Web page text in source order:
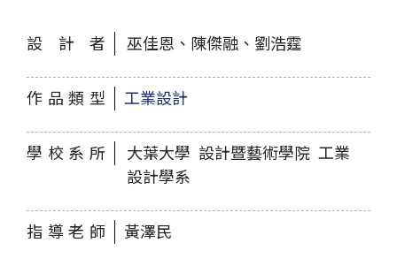
設計者 巫佳恩、陳傑融、劉浩霆
作品類型 工業設計
學校系所
大葉大學 設計暨藝術學院 工業
設計學系
指導老師 黃澤民